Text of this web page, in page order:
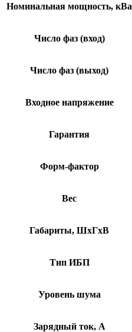
Номинальная мощность, кВа
Число фаз (вход)
Число фаз (выход)
Входное напряжение
Гарантия
Форм-фактор
Вес
Габариты, ШхГхВ
Тип ИБП
Уровень шума
Зарядный ток, А